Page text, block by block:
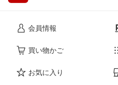
会員情報
買い物かご
お気に入り